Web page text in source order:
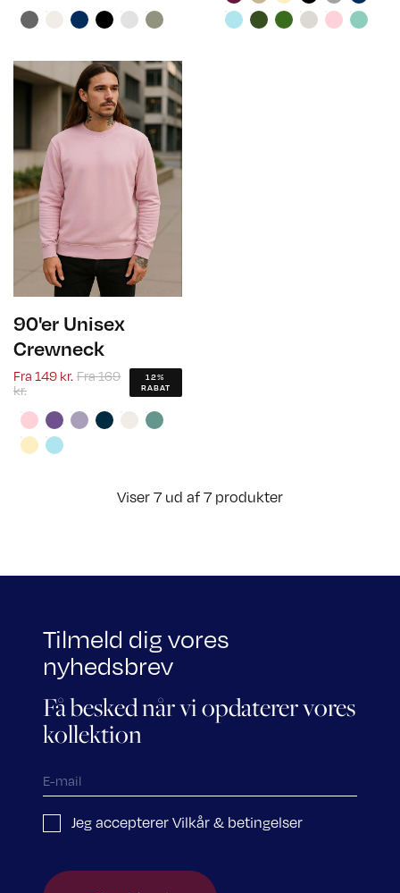
90'er Unisex
Crewneck
Fra 149 kr. Fra169
kr.
12%
RABAT
Viser 7 ud af 7 produkter
Tilmeld dig vores
nyhedsbrev
Få besked når vi opdaterer vores
kollektion
Jeg accepterer Vilkår & betingelser